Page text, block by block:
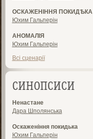
ОСКАЖЕНІННЯ ПОКИДѢКА
Юхим Гальперін
АНОМАЛІЯ
Юхим Гальперін
Всі сценарії
СИНОПСИСИ
Ненастане
Дара Шполянська
Оскаженіння покидька
Юхим Гальперін